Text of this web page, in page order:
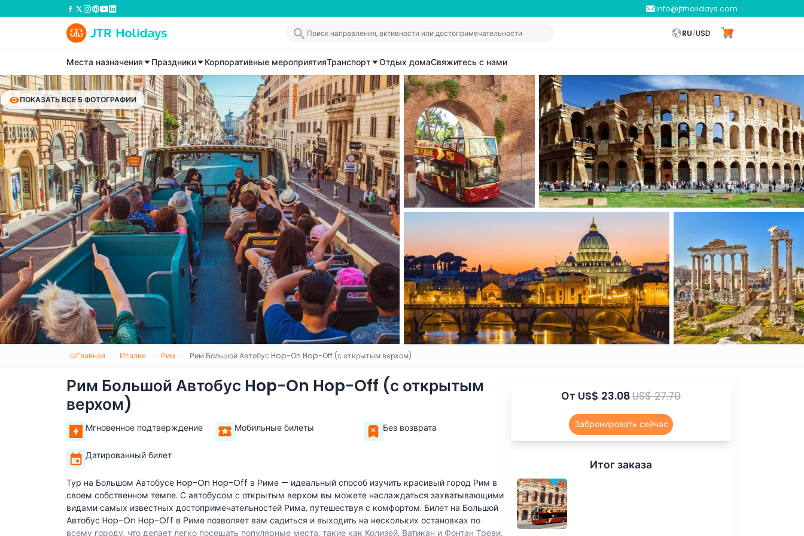
info@jtrholidays.com
RU/USD
Места назначения Праздники Корпоративные мероприятияТранспорт Отдых домаСвяжитесь с нами
ПОКАЗАТЬ ВСЕ 5 ФОТОГРАФИИ
Главная Италия Рим Рим Большой Автобус Hop-On Hop-Off (с открытым верхом)
Рим Большой Автобус Hop-On Hop-Off (с открытым
верхом)
Мгновенное подтверждение Мобильные билеты Без возврата
Датированный билет
Тур на Большом Автобусе Hop-On Hop-Off в Риме — идеальный способ изучить красивый город Рим в
своем собственном темпе. С автобусом с открытым верхом вы можете наслаждаться захватывающими
видами самых известных достопримечательностей Рима, путешествуя с комфортом. Билет на Большой
Автобус Hop-On Hop-Off в Риме позволяет вам садиться и выходить на нескольких остановках по
всему городу, что делает легко посещать популярные места, такие как Колизей, Ватикан и Фонтан Треви.
От US$ 23.08US$ 27.70
Забронировать сейчас
Итог заказа